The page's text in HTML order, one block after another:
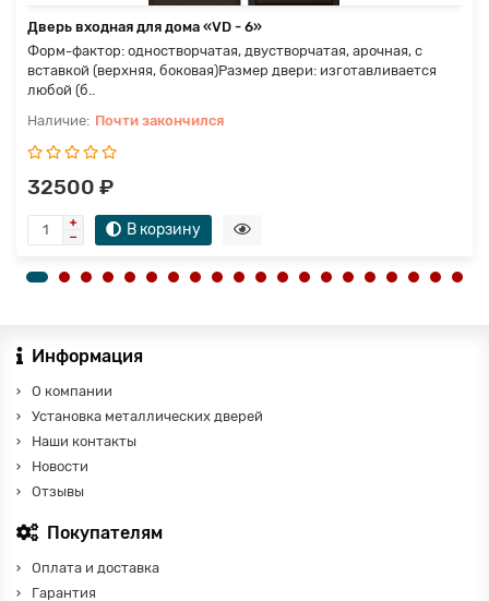
Дверь входная для дома «VD - 6»
Форм-фактор: одностворчатая, двустворчатая, арочная, с
вставкой (верхняя, боковая)Размер двери: изготавливается
любой (б..
Почти закончился
32500 ₽
В корзину
Информация
О компании
Установка металлических дверей
Наши контакты
Новости
Отзывы
Покупателям
Оплата и доставка
Гарантия